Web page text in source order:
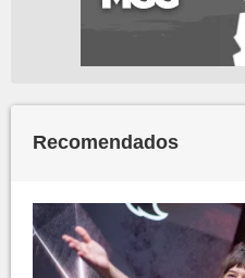
Recomendados